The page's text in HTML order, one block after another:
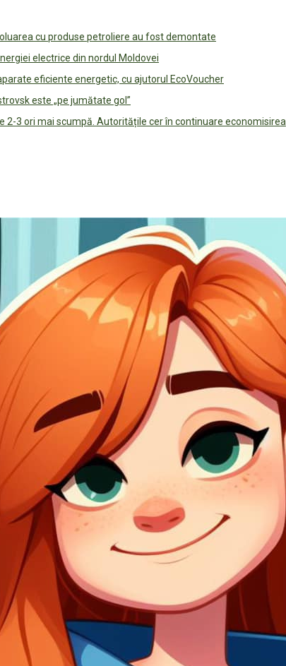
cu produse petroliere au fost demontate
electrice din nordul Moldovei
eficiente energetic, cu ajutorul EcoVoucher
este „pe jumătate gol”
2-3 ori mai scumpă. Autoritățile cer în continuare economisirea